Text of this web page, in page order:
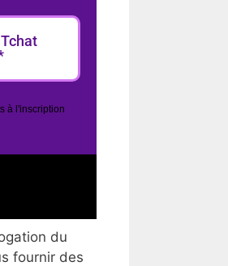
à l'inscription
du
fournir des